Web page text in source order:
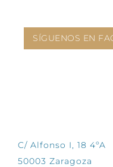
SÍGUENOS EN
C/ Alfonso I, 18 4ºA
50003 Zaragoza